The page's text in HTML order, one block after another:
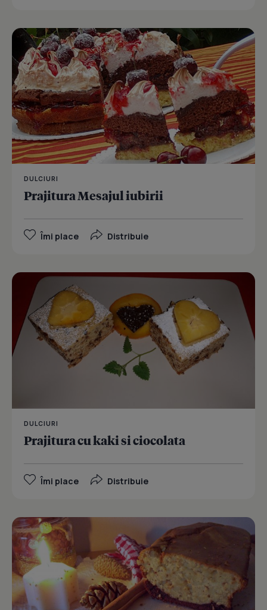
DULCIURI
Prajitura Mesajul iubirii
Îmi place Distribuie
DULCIURI
Prajitura cu kaki si ciocolata
Îmi place Distribuie